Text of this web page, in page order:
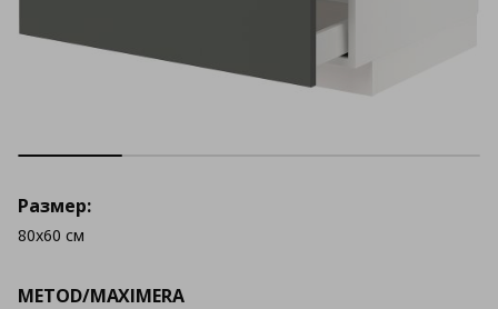
METOD/MAXIMERA
Размер:
80x60 см